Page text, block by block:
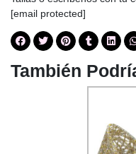
[email protected]
También